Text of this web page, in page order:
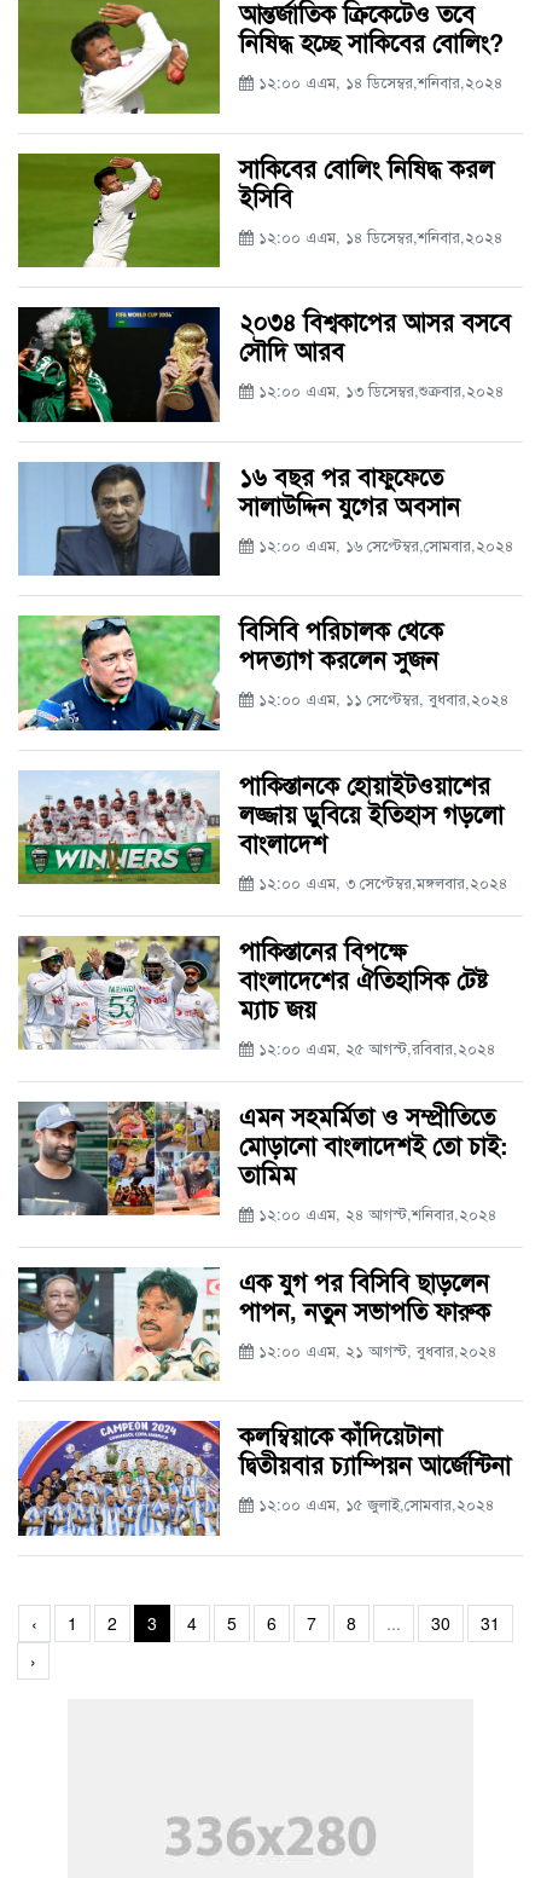
আন্তর্জাতিক ক্রিকেটেও তবে
নিষিদ্ধ হচ্ছে সাকিবের বোলিং?
১২:০০ এএম, ১৪ ডিসেম্বর,শনিবার,২০২৪
সাকিবের বোলিং নিষিদ্ধ করল
ইসিবি
১২:০০ এএম, ১৪ ডিসেম্বর,শনিবার,২০২৪
২০৩৪ বিশ্বকাপের আসর বসবে
সৌদি আরব
১২:০০ এএম, ১৩ ডিসেম্বর,শুক্রবার,২০২৪
১৬ বছর পর বাফুফেতে
সালাউদ্দিন যুগের অবসান
১২:০০ এএম, ১৬ সেপ্টেম্বর,সোমবার,২০২৪
বিসিবি পরিচালক থেকে
পদত্যাগ করলেন সুজন
১২:০০ এএম, ১১ সেপ্টেম্বর, বুধবার,২০২৪
পাকিস্তানকে হোয়াইটওয়াশের
লজ্জায় ডুবিয়ে ইতিহাস গড়লো
বাংলাদেশ
১২:০০ এএম, ৩ সেপ্টেম্বর,মঙ্গলবার,২০২৪
পাকিস্তানের বিপক্ষে
বাংলাদেশের ঐতিহাসিক টেষ্ট
ম্যাচ জয়
১২:০০ এএম, ২৫ আগস্ট,রবিবার,২০২৪
এমন সহমর্মিতা ও সম্প্রীতিতে
মোড়ানো বাংলাদেশই তো চাই:
তামিম
১২:০০ এএম, ২৪ আগস্ট,শনিবার,২০২৪
এক যুগ পর বিসিবি ছাড়লেন
পাপন, নতুন সভাপতি ফারুক
১২:০০ এএম, ২১ আগস্ট, বুধবার,২০২৪
কলম্বিয়াকে কাঁদিয়েটানা
দ্বিতীয়বার চ্যাম্পিয়ন আর্জেন্টিনা
১২:০০ এএম, ১৫ জুলাই,সোমবার,২০২৪
‹ 1 2 3 4 5 6 7 8 ... 30
31
›